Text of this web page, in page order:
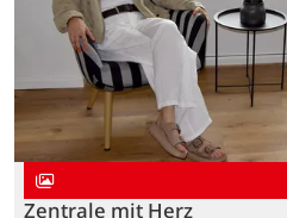
Zentrale mit Herz